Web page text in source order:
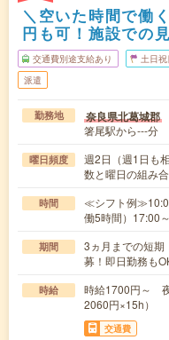
＼空いた時間で働
円も可！施設での
交通費別途支給あり 土日
派遣
勤務地 奈良県北葛城郡
箸尾駅から---分
曜日頻度
週2日（週1日も
数と曜日の組み
時間
≪シフト例
働5時間）17:00
期間
3ヵ月までの短
募！即日勤務も
時給
時給1700円～
2060円×15h）
交通費